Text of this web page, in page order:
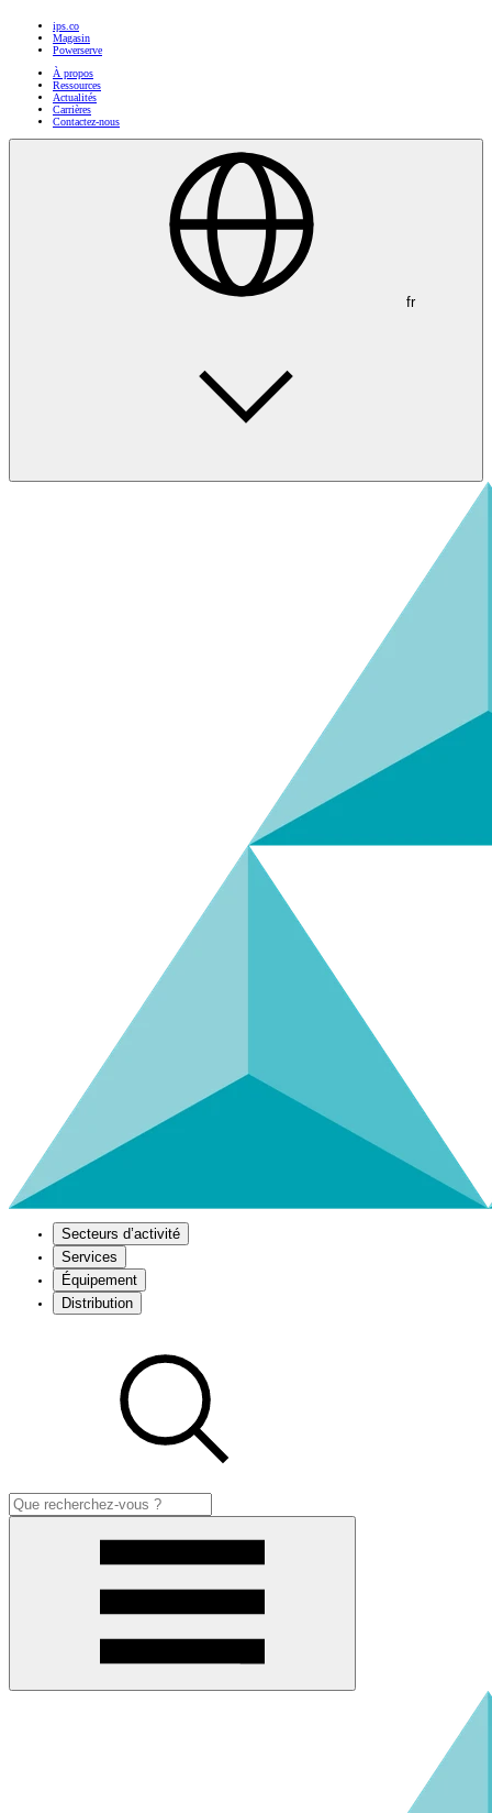
ips.co
Magasin
Powerserve
À propos
Ressources
Actualités
Carrières
Contactez-nous
fr
Secteurs d’activité
Services
Équipement
Distribution